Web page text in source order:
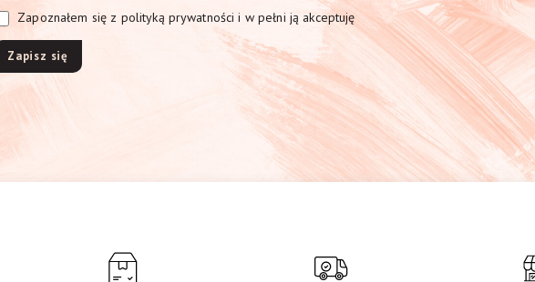
Zapoznałem się z polityką prywatności i w pełni ją akceptuję